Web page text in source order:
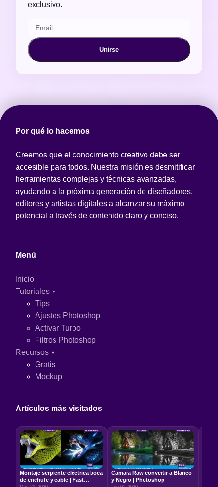
exclusivo.
Unirse
Por qué lo hacemos
Creemos que el conocimiento creativo debe ser
accesible para todos. Nuestra misión es desmitificar
herramientas complejas y técnicas avanzadas,
ayudando a la próxima generación de diseñadores,
editores y artistas digitales a alcanzar su máximo
potencial a través de contenido claro y conciso.
Menú
Inicio
Tutoriales
Tips
Ajustes Photoshop
Activar Turbo
Filtros Photoshop
Recursos
Gratis
Mockup
Artículos más visitados
Montaje serpiente eléctrica boca
de enchufe y cable | Fast
Camara Raw convertir a Blanco
y Negro | Photoshop